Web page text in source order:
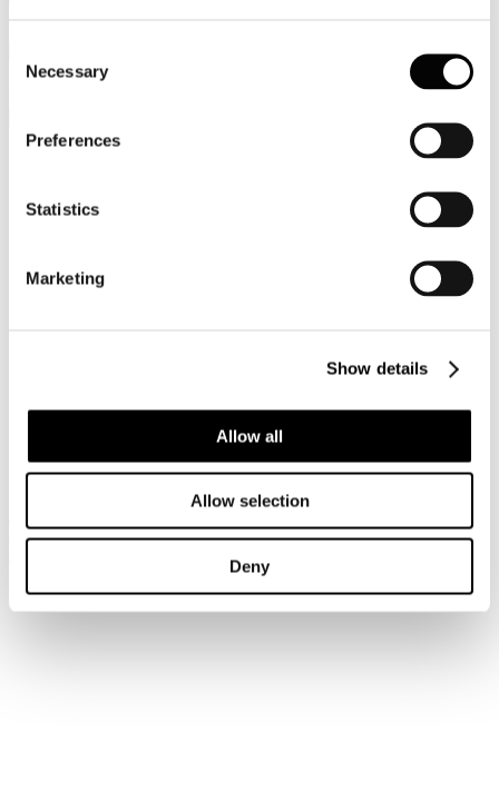
Selection
Necessary
Preferences
Statistics
Marketing
Show details
Allow all
Allow selection
Deny
Ricordami
Login
Risparmia con le nostre convenzioni